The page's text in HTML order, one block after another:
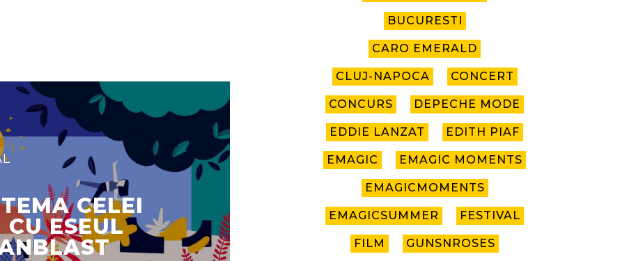
CELEI
ESEUL
BUCURESTI
CARO EMERALD
CLUJ-NAPOCA CONCERT
CONCURS DEPECHE MODE
EDDIE LANZAT EDITH PIAF
EMAGIC EMAGIC MOMENTS
EMAGICMOMENTS
EMAGICSUMMER FESTIVAL
FILM GUNSNROSES